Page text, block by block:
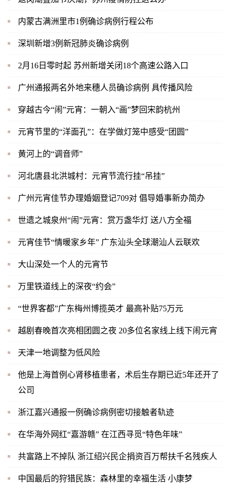
内蒙古满洲里市1例确诊病例行程公布
深圳新增3例新冠肺炎确诊病例
2月16日零时起 苏州新增关闭18个高速公路入口
广州通报两名外地来穗人员确诊病例 具传播风险
穿越古今“闹”元宵：一朝入“画”梦回宋韵杭州
元宵节里的“洋面孔”：在学做灯笼中感受“团圆”
黄河上的“调音师”
河北唐县北洪城村：元宵节流行挂“吊挂”
广州元宵佳节办理婚姻登记709对 倡导婚事新办简办
世遗之城泉州“闹”元宵：赏万盏华灯 送八方全福
元宵佳节“情暖家乡年” 广东汕头全球潮汕人云联欢
大山深处一个人的元宵节
万里铁道线上的深夜“约会”
“世界客都”广东梅州博揽英才 最高补贴75万元
越剧春晚首次亮相团圆之夜 20多位名家线上线下闹元宵
天津一地调整为低风险
他是上海首例心肾移植患者，术后生存期已近5年还开了
公司
浙江嘉兴通报一例确诊病例密切接触者轨迹
在华海外网红“嘉游赣” 在江西寻觅“特色年味”
共富路上不掉队 浙江绍兴民企捐资百万帮扶千名残疾人
中国最后的狩猎民族：森林里的幸福生活 小康梦